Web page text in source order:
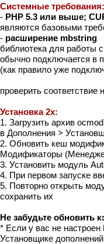
Системные требования:
- PHP 5.3 или выше;
являются базовыми
- расширение mbstring
библиотека для работы
обычно подключается в
(как правило уже
проверить соответствие
Установка 2x:
1. Загрузить архив
в Дополнения >
2. Обновить кеш
Модификаторы
3. Установить модуль
4. При первом запуске
5. Повторно открыть
сохранить их
Не забудьте обновить
* Если у вас не настроен
Установщике